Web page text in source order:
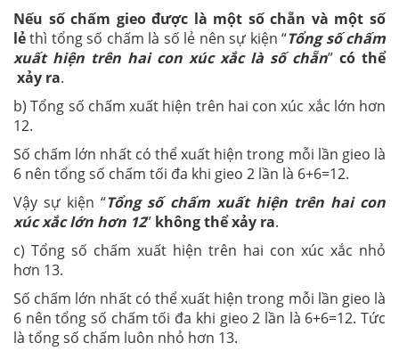
Nếu số chấm gieo được là một số chẵn và một số
lẻthì tổng số chấm là số lẻ nên sự kiện “Tổng số chấm
xuất hiện trên hai con xúc xắc là số chẵn” có thể
xảy ra.
b) Tổng số chấm xuất hiện trên hai con xúc xắc lớn hơn
12.
Số chấm lớn nhất có thể xuất hiện trong mỗi lần gieo là
6 nên tổng số chấm tối đa khi gieo 2 lần là 6+6=12.
Vậy sự kiện “Tổng số chấm xuất hiện trên hai con
xúc xắc lớn hơn 12” không thể xảy ra.
c) Tổng số chấm xuất hiện trên hai con xúc xắc nhỏ
hơn 13.
Số chấm lớn nhất có thể xuất hiện trong mỗi lần gieo là
6 nên tổng số chấm tối đa khi gieo 2 lần là 6+6=12. Tức
là tổng số chấm luôn nhỏ hơn 13.